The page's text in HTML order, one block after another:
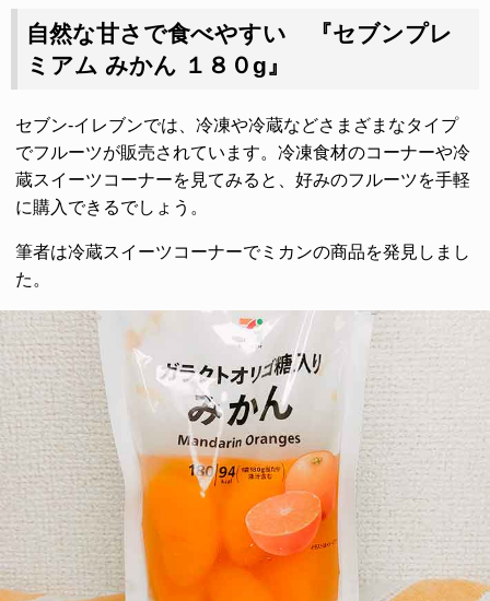
自然な甘さで食べやすい 『セブンプレ
ミアム みかん １８０g』
セブン-イレブンでは、冷凍や冷蔵などさまざまなタイプ
でフルーツが販売されています。冷凍食材のコーナーや冷
蔵スイーツコーナーを見てみると、好みのフルーツを手軽
に購入できるでしょう。
筆者は冷蔵スイーツコーナーでミカンの商品を発見しまし
た。